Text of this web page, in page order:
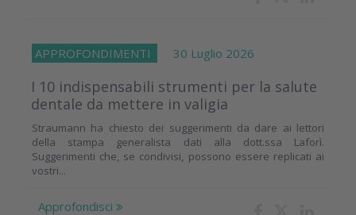
APPROFONDIMENTI 30 Luglio 2026
I 10 indispensabili strumenti per la salute
dentale da mettere in valigia
Straumann ha chiesto dei suggerimenti da dare ai lettori
della stampa generalista dati alla dott.ssa Laforì.
Suggerimenti che, se condivisi, possono essere replicati ai
vostri...
Approfondisci